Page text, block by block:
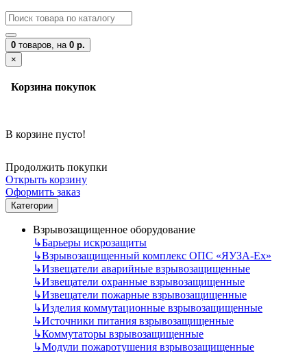
0 товаров, на 0 р.
×
Корзина покупок
В корзине пусто!
Продолжить покупки
Открыть корзину
Оформить заказ
Категории
Взрывозащищенное оборудование
↳Барьеры искрозащиты
↳Взрывозащищенный комплекс ОПС «ЯУЗА-Ех»
↳Извещатели аварийные взрывозащищенные
↳Извещатели охранные взрывозащищенные
↳Извещатели пожарные взрывозащищенные
↳Изделия коммутационные взрывозащищенные
↳Источники питания взрывозащищенные
↳Коммутаторы взрывозащищенные
↳Модули пожаротушения взрывозащищенные